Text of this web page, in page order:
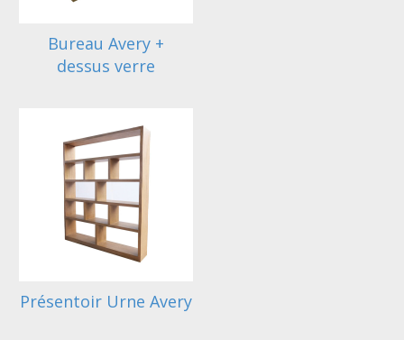
Bureau Avery +
dessus verre
Présentoir Urne Avery